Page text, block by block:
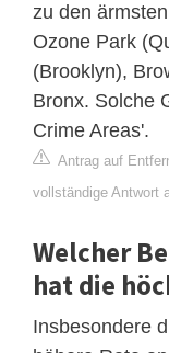
zu den
Ozone Park
(Brooklyn),
Bronx. Solche
Crime Areas'.
Antrag auf
vollständige Antwort
Welcher
hat die
Insbesondere